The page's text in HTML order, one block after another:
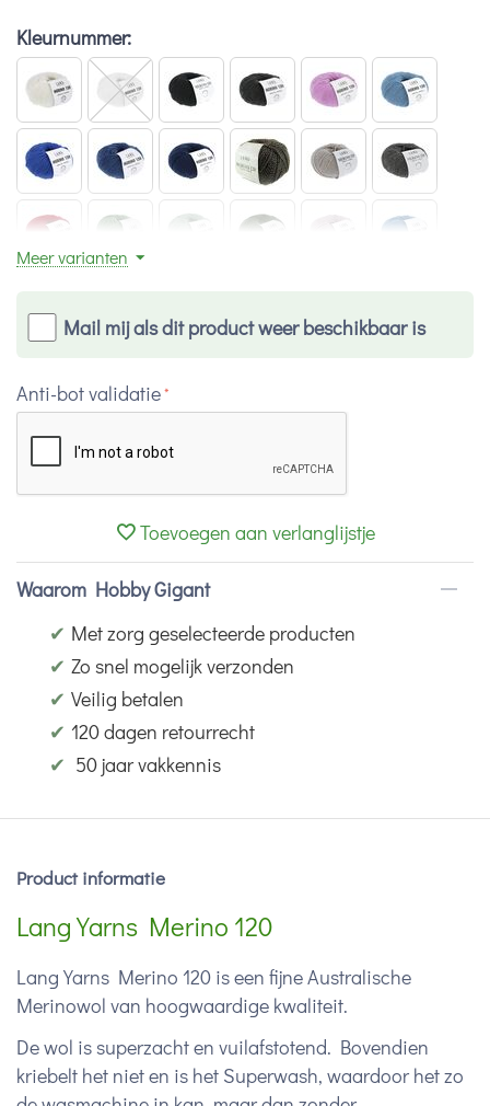
Kleurnummer:
Meer varianten
Mail mij als dit product weer beschikbaar is
Anti-bot validatie
Toevoegen aan verlanglijstje
Waarom Hobby Gigant
✔ Met zorg geselecteerde producten
✔ Zo snel mogelijk verzonden
✔ Veilig betalen
✔ 120 dagen retourrecht
✔ 50 jaar vakkennis
Product informatie
Lang Yarns Merino 120
Lang Yarns Merino 120 is een fijne Australische
Merinowol van hoogwaardige kwaliteit.
De wol is superzacht en vuilafstotend. Bovendien
kriebelt het niet en is het Superwash, waardoor het zo